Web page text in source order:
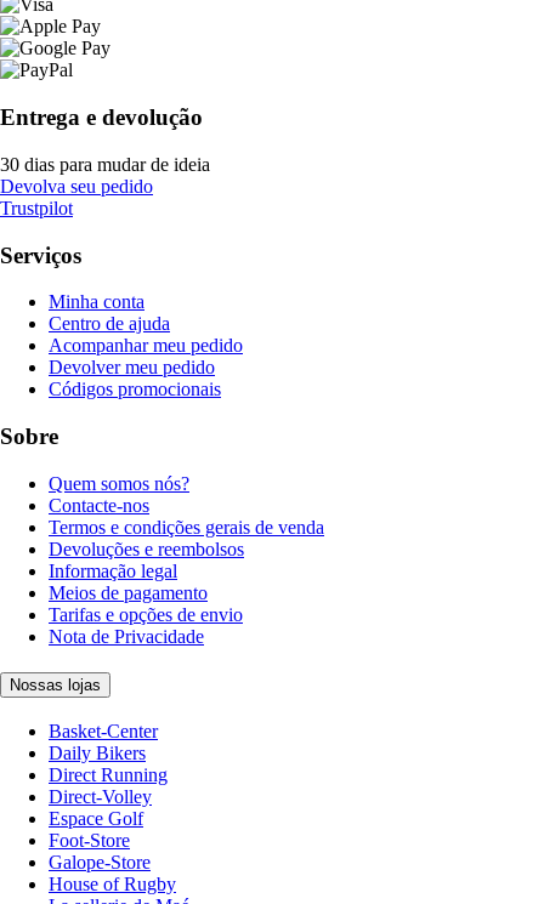
Entrega e devolução
30 dias para mudar de ideia
Devolva seu pedido
Trustpilot
Serviços
Minha conta
Centro de ajuda
Acompanhar meu pedido
Devolver meu pedido
Códigos promocionais
Sobre
Quem somos nós?
Contacte-nos
Termos e condições gerais de venda
Devoluções e reembolsos
Informação legal
Meios de pagamento
Tarifas e opções de envio
Nota de Privacidade
Nossas lojas
Basket-Center
Daily Bikers
Direct Running
Direct-Volley
Espace Golf
Foot-Store
Galope-Store
House of Rugby